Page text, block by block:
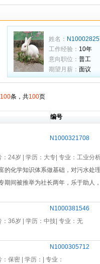
姓名：
工作经验： 10年
意向职位： 普工
期望月薪： 面议
条，共100页
编号
N1000321708
： 24岁 | 学历：大专| 专业： 工业分
的化学知识体系做基础，对污水
期间被推举为社长两年，乐于助
N1000381546
： 36岁 | 学历：中技| 专业： 无
N1000305712
： 保密 | 学历：| 专业：